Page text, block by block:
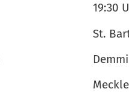
19:30
St.